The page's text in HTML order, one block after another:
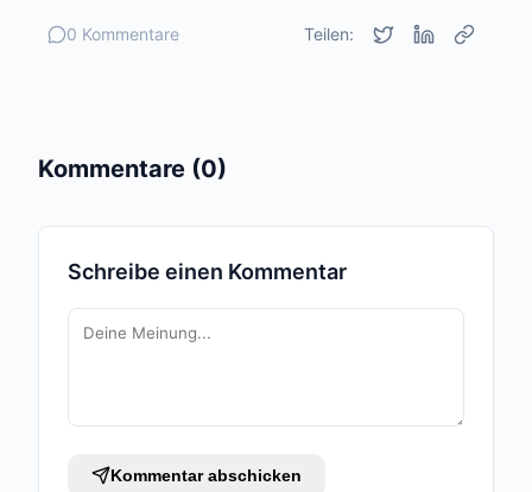
0 Kommentare Teilen:
Kommentare (0)
Schreibe einen Kommentar
Kommentar abschicken